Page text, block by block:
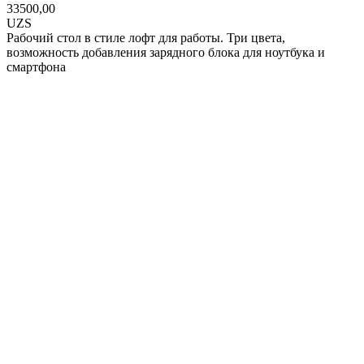
33500,00
UZS
Рабочий стол в стиле лофт для работы. Три цвета,
возможность добавления зарядного блока для ноутбука и
смартфона